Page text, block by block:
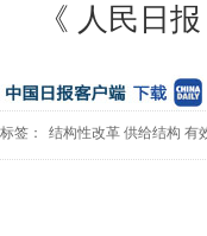
《 人民日
标签： 结构性改革 供给结构 有